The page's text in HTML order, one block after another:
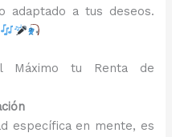
adaptado a tus deseos.
Máximo tu Renta de
específica en mente, es